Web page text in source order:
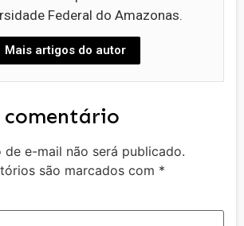
Federal do Amazonas.
Mais artigos do autor
comentário
de e-mail não será publicado.
são marcados com *